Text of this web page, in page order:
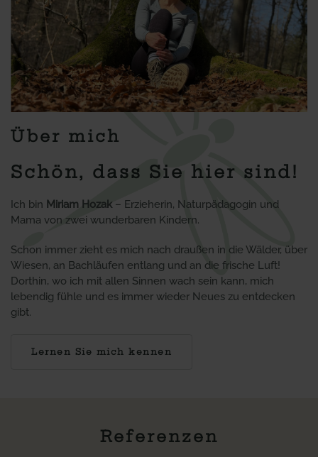
Über mich
Schön, dass Sie hier sind!
Ich bin Miriam Hozak– Erzieherin, Naturpädagogin und
Mama von zwei wunderbaren Kindern.
Schon immer zieht es mich nach draußen in die Wälder, über
Wiesen, an Bachläufen entlang und an die frische Luft!
Dorthin, wo ich mit allen Sinnen wach sein kann, mich
lebendig fühle und es immer wieder Neues zu entdecken
gibt.
Lernen Sie mich kennen
Referenzen